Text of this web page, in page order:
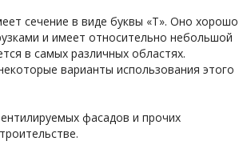
сечение в виде буквы «Т». Оно хорошо
и имеет относительно небольшой
в самых различных областях.
варианты использования этого
фасадов и прочих